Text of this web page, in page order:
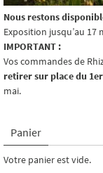
Nous restons
Exposition jusqu’au 17
IMPORTANT :
Vos commandes de
retirer sur place du
mai.
Panier
Votre panier est vide.